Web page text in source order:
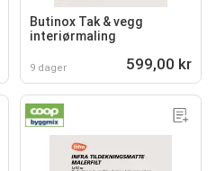
Butinox Tak & vegg
interiørmaling
9 dager 599,00 kr